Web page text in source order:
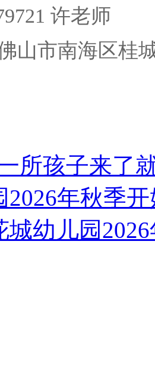
许老师
市南海区桂城
一所孩子来
2026年秋季
城幼儿园